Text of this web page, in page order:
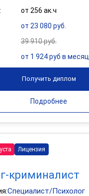
от 256 ак.ч
от 23 080 руб.
39 910 руб.
от 1 924 руб в месяц
Получить диплом
Подробнее
Лицензия
криминалист
Специалист/Психолог